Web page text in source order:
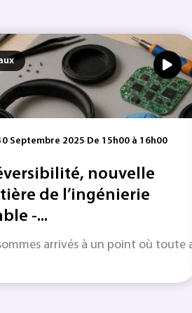
Septembre 2025 De 15h00 à 16h00
nouvelle
de l’ingénierie
-...
arrivés à un point où toute